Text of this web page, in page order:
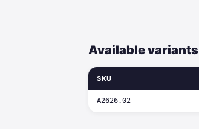
Available variants
SKU
A2626.02